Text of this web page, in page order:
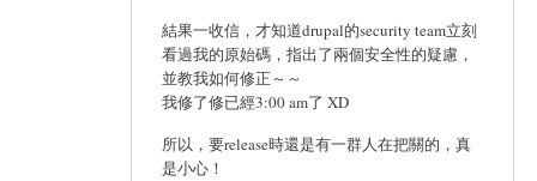
結果一收信，才知道drupal的security team立刻
看過我的原始碼，指出了兩個安全性的疑慮，
並教我如何修正～～
我修了修已經3:00 am了 XD
所以，要release時還是有一群人在把關的，真
是小心！